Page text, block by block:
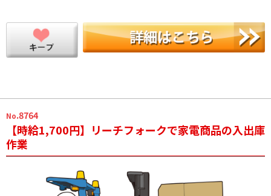
No.8764
【時給1,700円】リーチフォークで家電商品の入出庫
作業